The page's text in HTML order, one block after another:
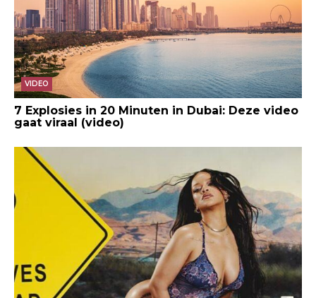
VIDEO
7 Explosies in 20 Minuten in Dubai: Deze video
gaat viraal (video)